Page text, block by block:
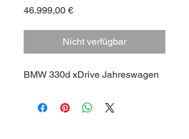
46.999,00 €Preis
Nicht verfügbar
BMW 330d xDrive Jahreswagen